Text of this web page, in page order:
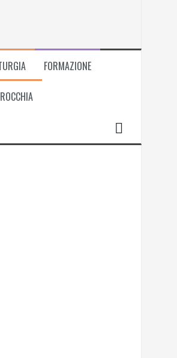
FORMAZIONE